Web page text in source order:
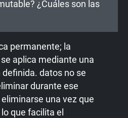
¿Cuáles son las
permanente; la
aplica mediante una
datos no se
durante ese
una vez que
que facilita el